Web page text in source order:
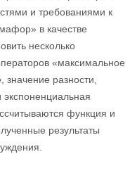
и требованиями к
в качестве
несколько
«максимальное
разности,
функция и
результаты